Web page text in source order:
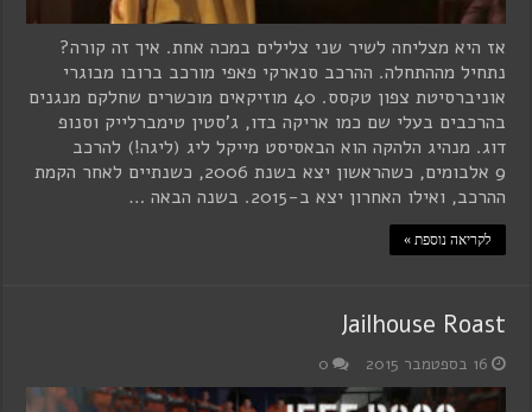
אז היא מצליחה לשיר שני צלילים במכה אחת. איך זה קורה?
נתחיל מההתחלה. ההרכב סנארקי פאפי מורכב ברובו מבוגרי
אוניברסיטת צפון טקסס. 40 מוזיקאים מוכשרים שחלקם מנגנים
בהרכבים בעלי שם כמו אריקה בדו, ג'סטין טימברלייק וסנופ
דוג. מנהיג הלהקה הוא הבאסיסט מייקל ליג (ליגה!) להרכב
9 אלבומים, כשהראשון יצא בשנת 2006, כשנתיים לאחר הקמת
ההרכב, ואילו האחרון יצא ב-2015. בשנה הבאה …
לקריאה נוספת »
Jailhouse Roast
16 בספטמבר 2015 0